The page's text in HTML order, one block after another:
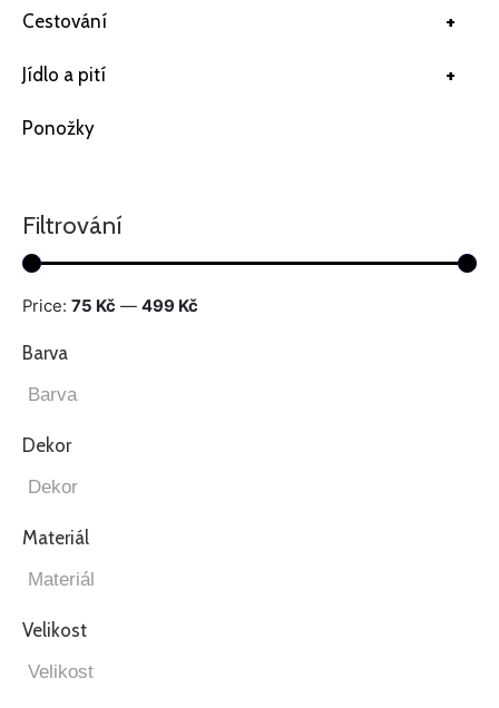
+
Cestování
+
Jídlo a pití
Ponožky
Filtrování
Price: 75 Kč — 499 Kč
Barva
Dekor
Materiál
Velikost